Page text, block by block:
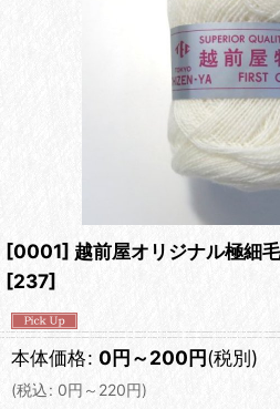
[0001] 越前屋オリジナル極細
[237]
本体価格: 0円～200円(税別)
(税込: 0円 ～220円)